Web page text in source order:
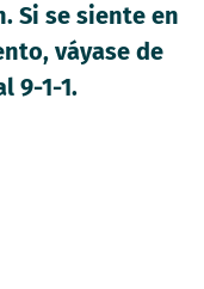
Si se siente en
váyase de
9-1-1.